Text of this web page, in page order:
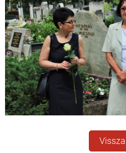
Vissza